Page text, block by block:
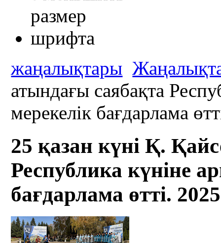
жаңалықтары
атындағы саябақта
мерекелік бағдарлама
25 қазан күні Қ.
Республика күніне
бағдарлама өтті. 2025